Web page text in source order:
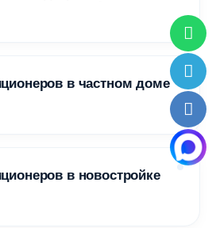
в частном доме
в новостройке